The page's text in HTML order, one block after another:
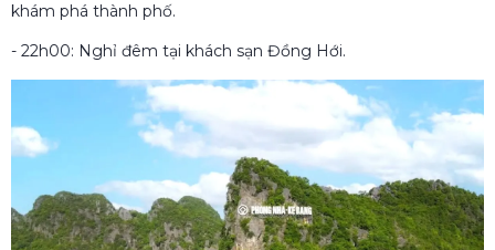
khám phá thành phố.
- 22h00: Nghỉ đêm tại khách sạn Đồng Hới.